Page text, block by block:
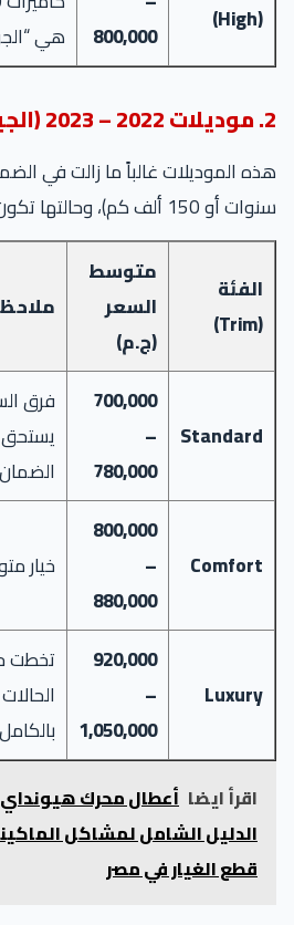
(High)
800,000
هي
2. موديلات 2022 – 2023 (الجيل الذهبي)
سنوات أو 150 ألف كم)، وحالتها تكون أفضل.
الفئة
(Trim)
متوسط
السعر
(ج.م)
Standard
700,000
–
780,000
Comfort
800,000
–
880,000
خيار
Luxury
920,000
–
1,050,000
تخطت
اقرأ ايضا أعطال محرك هيونداي
الدليل الشامل لمشاكل
قطع الغيار في مصر